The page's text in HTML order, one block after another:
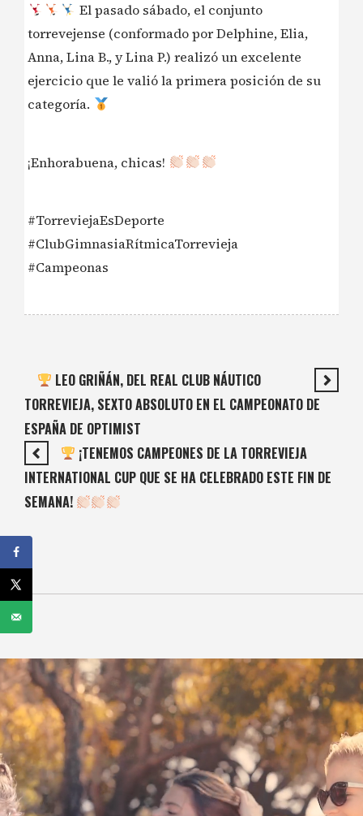
El pasado sábado, el conjunto
torrevejense (conformado por Delphine, Elia,
Anna, Lina B., y Lina P.) realizó un excelente
ejercicio que le valió la primera posición de su
categoría.
¡Enhorabuena, chicas!
#TorreviejaEsDeporte
#ClubGimnasiaRítmicaTorrevieja
#Campeonas
LEO GRIÑÁN, DEL REAL CLUB NÁUTICO
TORREVIEJA, SEXTO ABSOLUTO EN EL CAMPEONATO DE
ESPAÑA DE OPTIMIST
¡TENEMOS CAMPEONES DE LA TORREVIEJA
INTERNATIONAL CUP QUE SE HA CELEBRADO ESTE FIN DE
SEMANA!